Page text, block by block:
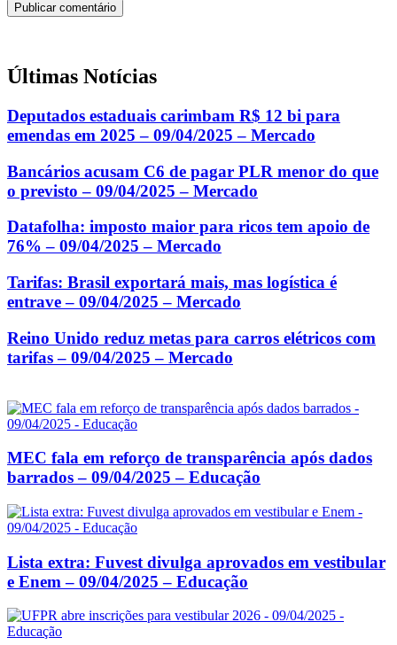
Últimas Notícias
Deputados estaduais carimbam R$ 12 bi para
emendas em 2025 – 09/04/2025 – Mercado
Bancários acusam C6 de pagar PLR menor do que
o previsto – 09/04/2025 – Mercado
Datafolha: imposto maior para ricos tem apoio de
76% – 09/04/2025 – Mercado
Tarifas: Brasil exportará mais, mas logística é
entrave – 09/04/2025 – Mercado
Reino Unido reduz metas para carros elétricos com
tarifas – 09/04/2025 – Mercado
MEC fala em reforço de transparência após dados
barrados – 09/04/2025 – Educação
Lista extra: Fuvest divulga aprovados em vestibular
e Enem – 09/04/2025 – Educação